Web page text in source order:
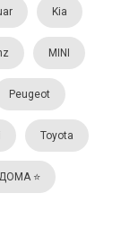
Kia
MINI
Peugeot
Toyota
⭐️